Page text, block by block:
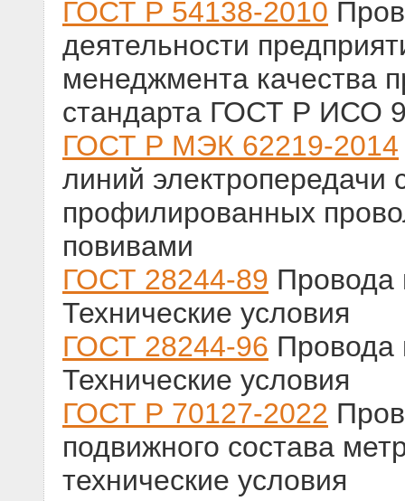
ГОСТ Р 54138-2010
деятельности
менеджмента качества
стандарта ГОСТ Р ИСО
ГОСТ Р МЭК 62219-2014
линий электропередачи
профилированных
повивами
ГОСТ 28244-89
Технические условия
ГОСТ 28244-96
Технические условия
ГОСТ Р 70127-2022
подвижного состава
технические условия